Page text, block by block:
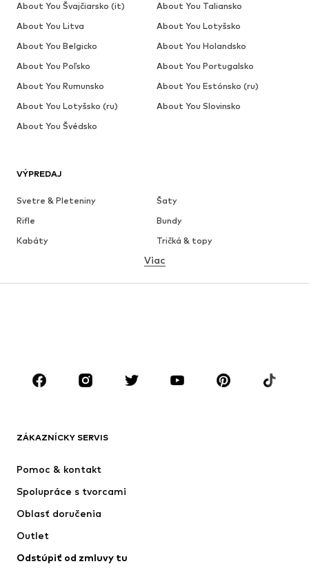
VÝPREDAJ
Svetre & Pleteniny
Šaty
Rifle
Bundy
Kabáty
Tričká & topy
Bielizeň
Sukne
Blúzky & tuniky
Doplnky
Premium
Nové
Bundy
Bielizeň
Kabáty
Plavky
Viac
ZÁKAZNÍCKY SERVIS
Pomoc & kontakt
Spolupráce s tvorcami
Oblasť doručenia
Outlet
Odstúpiť od zmluvy tu
About You Švajčiarsko (it)
About You Taliansko
About You Litva
About You Lotyšsko
About You Belgicko
About You Holandsko
About You Poľsko
About You Portugalsko
About You Rumunsko
About You Estónsko (ru)
About You Lotyšsko (ru)
About You Slovinsko
About You Švédsko